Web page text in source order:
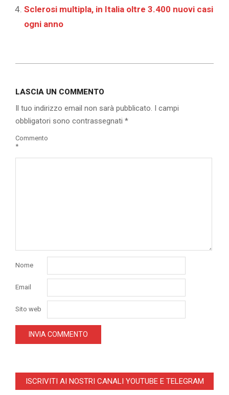
Sclerosi multipla, in Italia oltre 3.400 nuovi casi
ogni anno
24
LASCIA UN COMMENTO
Il tuo indirizzo email non sarà pubblicato. I campi
obbligatori sono contrassegnati *
Commento
*
Nome
Email
Sito web
ISCRIVITI AI NOSTRI CANALI YOUTUBE E TELEGRAM